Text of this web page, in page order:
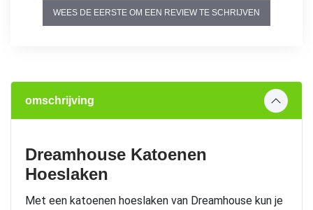
WEES DE EERSTE OM EEN REVIEW TE SCHRIJVEN
omschrijving
Dreamhouse Katoenen
Hoeslaken
Met een katoenen hoeslaken van Dreamhouse kun je